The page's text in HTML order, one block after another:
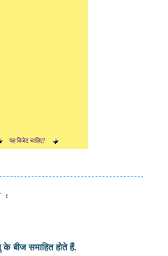
यह विजेट चाहिए?
:
के बीज समाहित होते हैं.